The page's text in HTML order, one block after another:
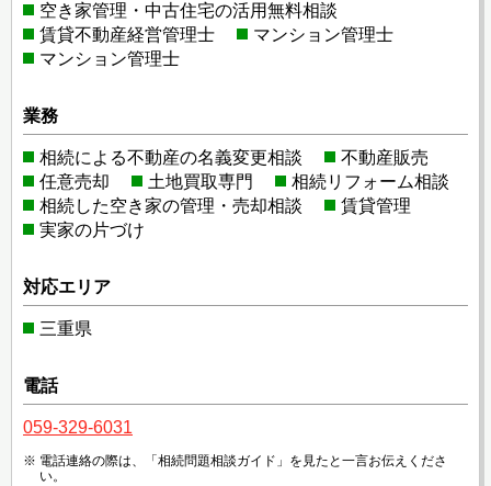
空き家管理・中古住宅の活用無料相談
賃貸不動産経営管理士
マンション管理士
マンション管理士
業務
相続による不動産の名義変更相談
不動産販売
任意売却
土地買取専門
相続リフォーム相談
相続した空き家の管理・売却相談
賃貸管理
実家の片づけ
対応エリア
三重県
電話
059-329-6031
電話連絡の際は、「相続問題相談ガイド」を見たと一言お伝えくださ
い。